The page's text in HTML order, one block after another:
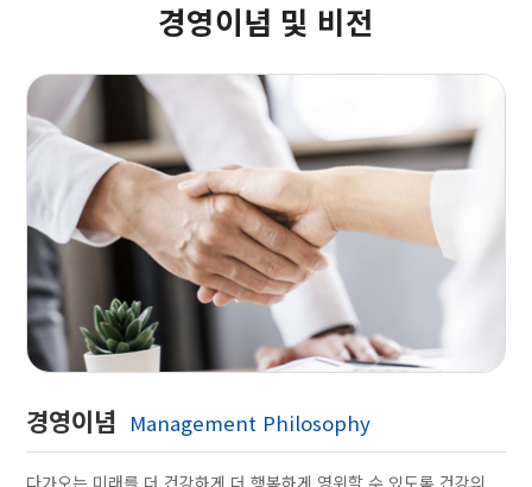
경영이념 및 비전
경영이념 Management Philosophy
다가오는 미래를 더 건강하게 더 행복하게 영위할 수 있도록 건강의